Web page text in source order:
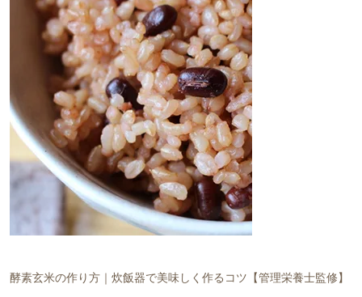
酵素玄米の作り方｜炊飯器で美味しく作るコツ【管理栄養士監修】
今すぐ使える300円OFFクーポン
ご用意しました🎁
300円OFF
対象者：かわしま屋で初めてお買い物をされる方
利用条件：3,000円以上のお買い物でご利用いただけます
ご利用回数：お一人様1回限り
※他のクーポンとの併用はできません
クーポンのご利用方法はこちら >>